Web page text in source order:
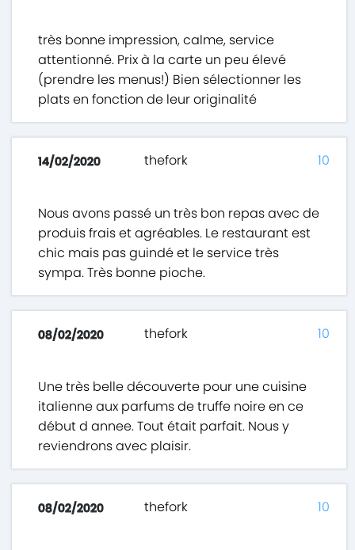
très bonne impression, calme, service
attentionné. Prix à la carte un peu élevé
(prendre les menus!) Bien sélectionner les
plats en fonction de leur originalité
14/02/2020 thefork
Nous avons passé un très bon repas avec de
produis frais et agréables. Le restaurant est
chic mais pas guindé et le service très
sympa. Très bonne pioche.
10
08/02/2020 thefork
Une très belle découverte pour une cuisine
italienne aux parfums de truffe noire en ce
début d annee. Tout était parfait. Nous y
reviendrons avec plaisir.
10
08/02/2020 thefork 10